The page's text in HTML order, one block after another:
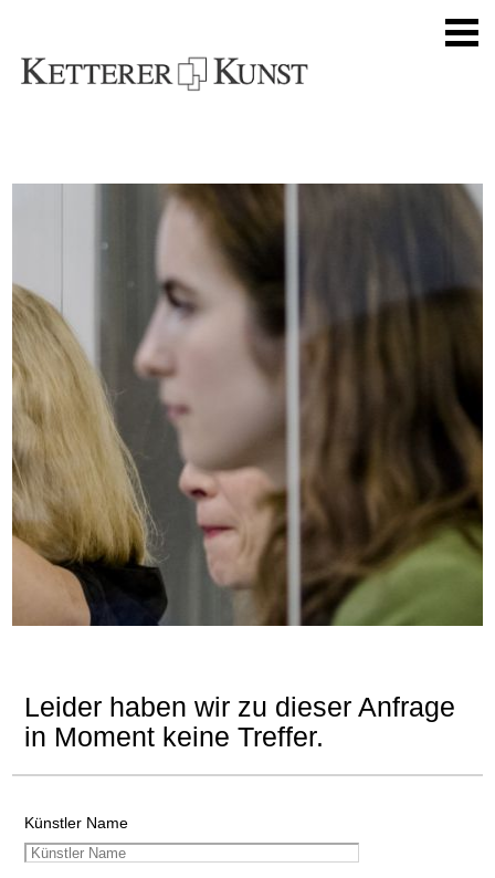
Leider haben wir zu dieser Anfrage
in Moment keine Treffer.
Künstler Name